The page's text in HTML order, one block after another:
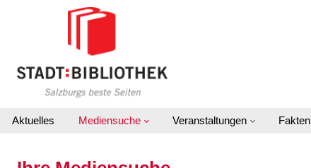
Zur Detailanzeige springen
Aktuelles Mediensuche Veranstaltungen Fakten